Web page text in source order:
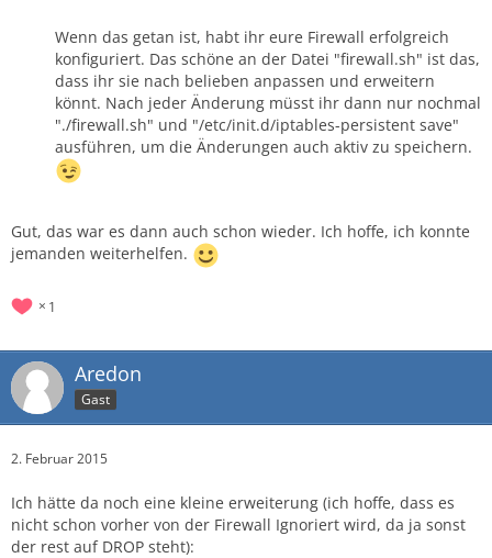
Wenn das getan ist, habt ihr eure Firewall erfolgreich
konfiguriert. Das schöne an der Datei "firewall.sh" ist das,
dass ihr sie nach belieben anpassen und erweitern
könnt. Nach jeder Änderung müsst ihr dann nur nochmal
"./firewall.sh" und "/etc/init.d/iptables-persistent save"
ausführen, um die Änderungen auch aktiv zu speichern.
Gut, das war es dann auch schon wieder. Ich hoffe, ich konnte
jemanden weiterhelfen.
1
Aredon
Gast
2. Februar 2015
Ich hätte da noch eine kleine erweiterung (ich hoffe, dass es
nicht schon vorher von der Firewall Ignoriert wird, da ja sonst
der rest auf DROP steht):